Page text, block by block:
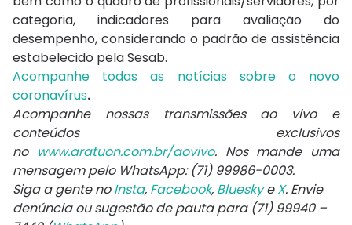
categoria, indicadores para avaliação do
desempenho, considerando o padrão de assistência
estabelecido pela Sesab.
Acompanhe todas as notícias sobre o novo
coronavírus.
Acompanhe nossas transmissões ao vivo e
conteúdos exclusivos
no www.aratuon.com.br/aovivo. Nos mande uma
mensagem pelo WhatsApp: (71) 99986-0003.
Siga a gente noInsta, Facebook, BlueskyeX. Envie
denúncia ou sugestão de pauta para (71) 99940 –